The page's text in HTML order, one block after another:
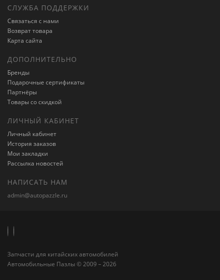
СЛУЖБА ПОДДЕРЖКИ
Связаться с нами
Возврат товара
Карта сайта
ДОПОЛНИТЕЛЬНО
Бренды
Подарочные сертификаты
Партнёры
Товары со скидкой
ЛИЧНЫЙ КАБИНЕТ
Личный кабинет
История заказов
Мои закладки
Рассылка новостей
НАПИСАТЬ НАМ
admin@autopazzle.ru
Запчасти для китайских автомобилей
Автомобильные Пазлы © 2009 – 2026